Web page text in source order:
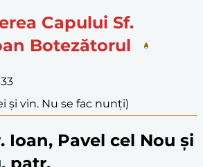
Capului Sf.
Botezătorul
și vin. Nu se fac nunți)
Ioan, Pavel cel Nou și